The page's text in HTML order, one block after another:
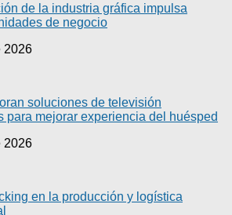
de la industria gráfica impulsa
de negocio
2026
soluciones de televisión
para mejorar experiencia del huésped
2026
en la producción y logística